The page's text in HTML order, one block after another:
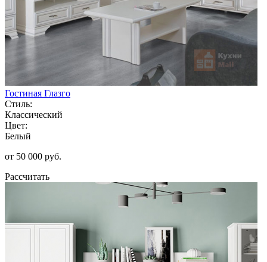
Гостиная Глазго
Стиль:
Классический
Цвет:
Белый
от 50 000 руб.
Рассчитать